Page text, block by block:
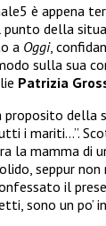
è appena
della
a Oggi,
sulla sua
Patrizia
della
i mariti…”.
mamma di
seppur
il
sono un po’